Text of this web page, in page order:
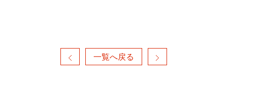
一覧へ戻る